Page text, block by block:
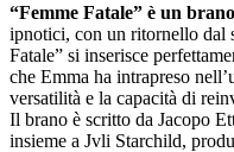
“Femme Fatale” è un
ipnotici, con un ritornello dal
Fatale” si inserisce
che Emma ha intrapreso
versatilità e la capacità di
Il brano è scritto da Jacopo
insieme a Jvli Starchild,